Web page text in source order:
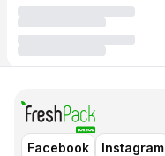
Facebook Instagram